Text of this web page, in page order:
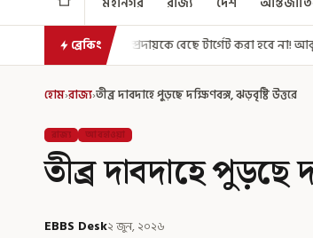
ব্রেকিং
বেছে টার্গেট করা হবে না! আবু-খলিলুরকে আশ্বস্ত করলেন
হোম›রাজ্য›তীব্র দাবদাহে পুড়ছে দক্ষিণবঙ্গ, ঝড়বৃষ্টি উত্তরে
রাজ্য আবহাওয়া
তীব্র দাবদাহে পুড়ছে
EBBS Desk২ জুন, ২০২৬